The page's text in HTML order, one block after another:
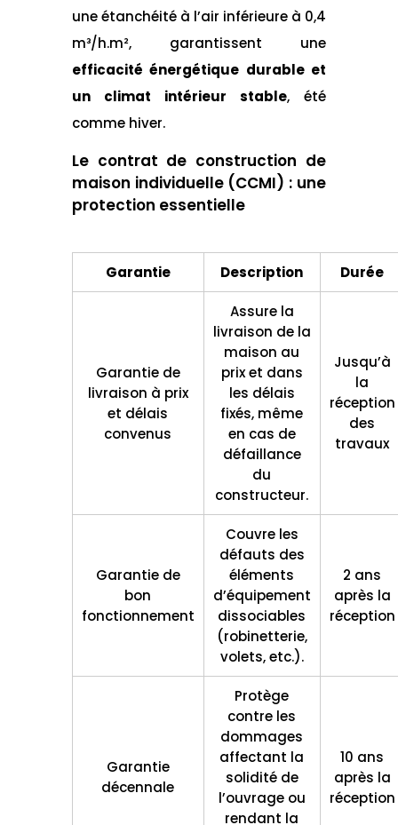
une étanchéité à l’air inférieure à 0,4
m³/h.m², garantissent une
efficacité énergétique durable et
un climat intérieur stable, été
comme hiver.
Le contrat de construction de
maison individuelle (CCMI) : une
protection essentielle
Garantie Description Durée
Garantie de
livraison à prix
et délais
convenus
Assure la
livraison de la
maison au
prix et dans
les délais
fixés, même
en cas de
défaillance
du
constructeur.
Jusqu’à
la
réception
des
travaux
Garantie de
bon
fonctionnement
Couvre les
défauts des
éléments
d’équipement
dissociables
(robinetterie,
volets, etc.).
2 ans
après la
réception
Garantie
décennale
Protège
contre les
dommages
affectant la
solidité de
l’ouvrage ou
rendant la
10 ans
après la
réception